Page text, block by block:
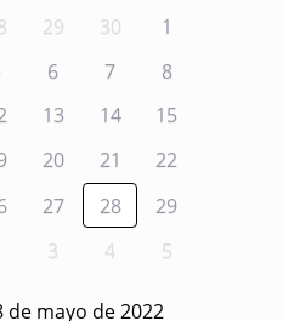
29 30
1
6 7
8
13 14
15
20 21
22
27 28
29
3 4 5
de mayo de 2022